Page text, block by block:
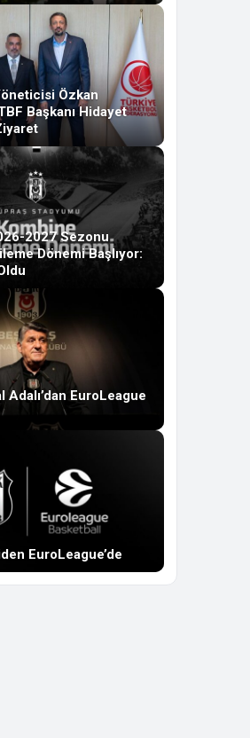
Özkan
Başkanı Hidayet
2027 Sezonu
Dönemi Başlıyor:
Adalı’dan EuroLeague
EuroLeague’de